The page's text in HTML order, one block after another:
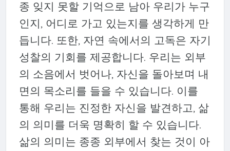
종 잊지 못할 기억으로 남아 우리가 누구
인지, 어디로 가고 있는지를 생각하게 만
듭니다. 또한, 자연 속에서의 고독은 자기
성찰의 기회를 제공합니다. 우리는 외부
의 소음에서 벗어나, 자신을 돌아보며 내
면의 목소리를 들을 수 있습니다. 이를
통해 우리는 진정한 자신을 발견하고, 삶
의 의미를 더욱 명확히 할 수 있습니다.
삶의 의미는 종종 외부에서 찾는 것이 아